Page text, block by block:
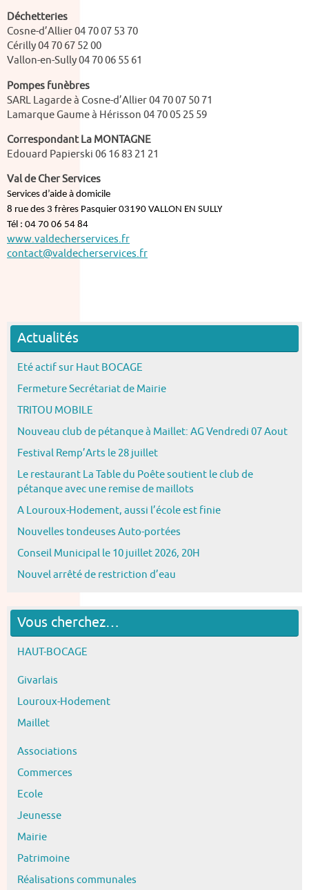
Déchetteries
Cosne-d’Allier 04 70 07 53 70
Cérilly 04 70 67 52 00
Vallon-en-Sully04 70 06 55 61
Pompes funèbres
SARL Lagarde à Cosne-d’Allier 04 70 07 50 71
Lamarque Gaume à Hérisson 04 70 05 25 59
Correspondant La MONTAGNE
Edouard Papierski 06 16 83 21 21
Val de Cher Services
Services d’aide à domicile
8 rue des 3 frères Pasquier 03190 VALLON EN SULLY
Tél : 04 70 06 54 84
www.valdecherservices.fr
contact@valdecherservices.fr
Actualités
Eté actif sur Haut BOCAGE
Fermeture Secrétariat de Mairie
TRITOU MOBILE
Nouveau club de pétanque à Maillet: AG Vendredi 07 Aout
Festival Remp’Arts le 28 juillet
Le restaurant La Table du Poête soutient le club de
pétanque avec une remise de maillots
A Louroux-Hodement, aussi l’école est finie
Nouvelles tondeuses Auto-portées
Conseil Municipal le 10 juillet 2026, 20H
Nouvel arrêté de restriction d’eau
Vous cherchez…
HAUT-BOCAGE
Givarlais
Louroux-Hodement
Maillet
Associations
Commerces
Ecole
Jeunesse
Mairie
Patrimoine
Réalisations communales